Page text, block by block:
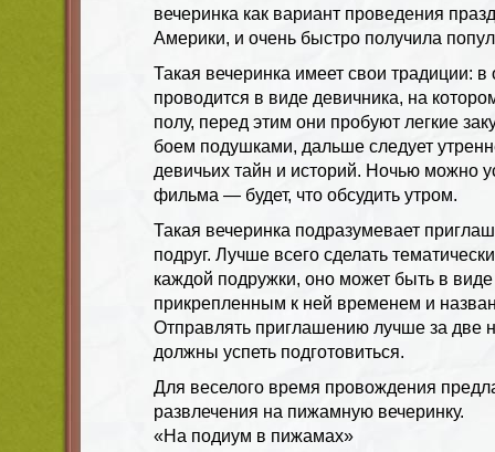
вечеринка как вариант проведения
Америки, и очень быстро получила
Такая вечеринка имеет свои традиции:
проводится в виде девичника, на
полу, перед этим они пробуют легкие
боем подушками, дальше следует
девичьих тайн и историй. Ночью можно
фильма — будет, что обсудить утром.
Такая вечеринка подразумевает
подруг. Лучше всего сделать
каждой подружки, оно может быть в
прикрепленным к ней временем и
Отправлять приглашению лучше за две
должны успеть подготовиться.
Для веселого время провождения
развлечения на пижамную вечеринку.
«На подиум в пижамах»